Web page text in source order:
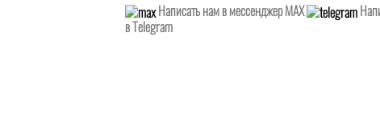
Написать нам в мессенджер MAX
в Telegram